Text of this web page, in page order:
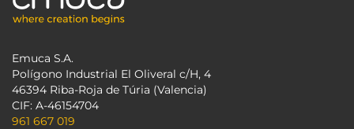
Emuca S.A.
Polígono Industrial El Oliveral c/H, 4
46394 Riba-Roja de Túria (Valencia)
CIF: A-46154704
961 667 019